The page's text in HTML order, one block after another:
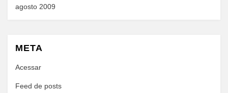
agosto 2009
META
Acessar
Feed de posts